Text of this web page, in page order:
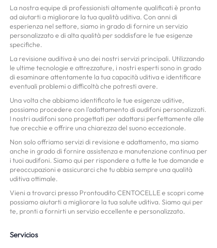
La nostra equipe di professionisti altamente qualificati è pronta
ad aiutarti a migliorare la tua qualità uditiva. Con anni di
esperienza nel settore, siamo in grado di fornire un servizio
personalizzato e di alta qualità per soddisfare le tue esigenze
specifiche.
La revisione auditiva è uno dei nostri servizi principali. Utilizzando
le ultime tecnologie e attrezzature, i nostri esperti sono in grado
di esaminare attentamente la tua capacità uditiva e identificare
eventuali problemi o difficoltà che potresti avere.
Una volta che abbiamo identificato le tue esigenze uditive,
possiamo procedere con l'adattamento di audifoni personalizzati.
I nostri audifoni sono progettati per adattarsi perfettamente alle
tue orecchie e offrire una chiarezza del suono eccezionale.
Non solo offriamo servizi di revisione e adattamento, ma siamo
anche in grado di fornire assistenza e manutenzione continua per
i tuoi audifoni. Siamo qui per rispondere a tutte le tue domande e
preoccupazioni e assicurarci che tu abbia sempre una qualità
uditiva ottimale.
Vieni a trovarci presso Prontoudito CENTOCELLE e scopri come
possiamo aiutarti a migliorare la tua salute uditiva. Siamo qui per
te, pronti a fornirti un servizio eccellente e personalizzato.
Servicios